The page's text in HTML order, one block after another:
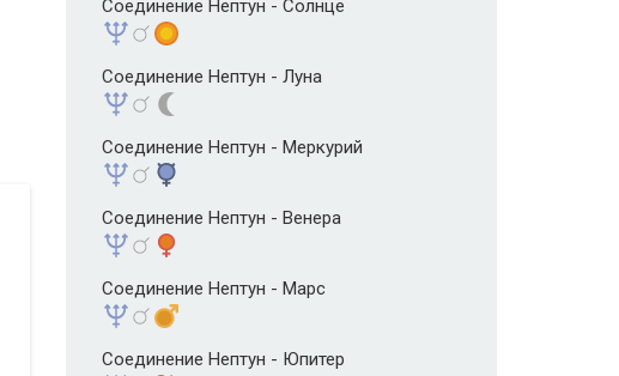
Соединение Нептун - Солнце
Соединение Нептун - Луна
Соединение Нептун - Меркурий
Соединение Нептун - Венера
Соединение Нептун - Марс
Соединение Нептун - Юпитер